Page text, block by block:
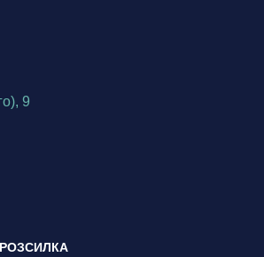
9
РОЗСИЛКА